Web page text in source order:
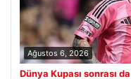
Ağustos 6, 2026
Dünya Kupası sonrası